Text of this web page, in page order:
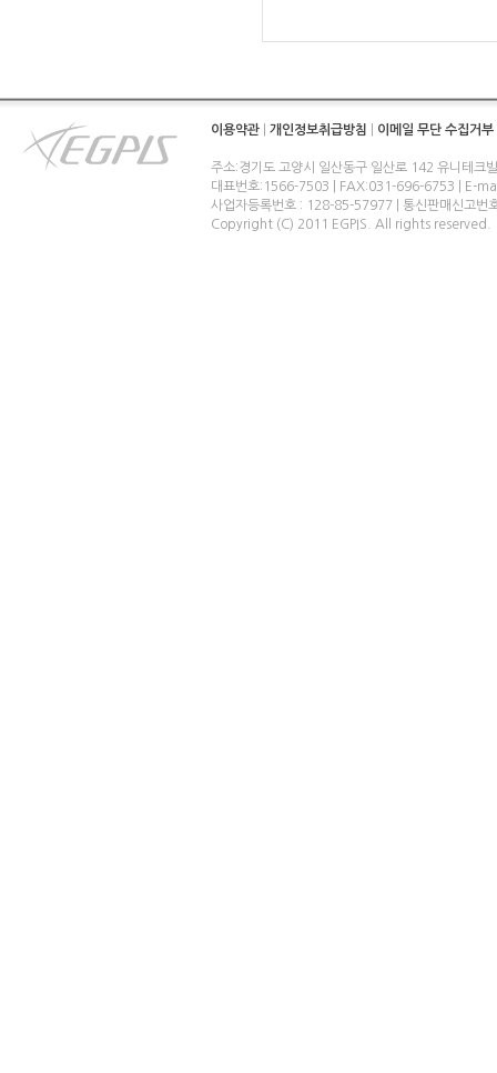
이용약관 개인정보취급방침 이메일 무단 수집거부
주소:경기도 고양시 일산동구 일산로 142 유니테크
대표번호:1566-7503 | FAX:031-696-6753 | E-
사업자등록번호 : 128-85-57977 | 통신판매신고번
Copyright (C) 2011 EGPIS. All rights reserved.